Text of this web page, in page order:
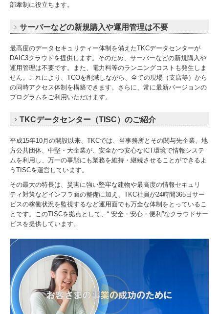
部牽制に役立ちます。
サーバーなどの新規購入や運用管理は不要
最高度のデータセキュリティー体制を備えたTKCデータセンターが
DAIC3クラウドを提供します。そのため、サーバーなどの新規購入や
運用管理は不要です。また、電力料等のランニングコストも発生しま
せん。これにより、TCOを削減しながら、全ての現場（支店等）から
の同時アクセス体制を構築できます。さらに、常に最新バージョンの
プログラムをご利用いただけます。
TKCデータセンター（TISC）のご紹介
平成15年10月の開設以来、TKCでは、当事務所とその関与先企業、地
方公共団体、中堅・大企業が、安全かつ安心なICT環境で情報システ
ムを利用し、万一の事態にも業務を維持・継続させることができるよ
うTISCを運営しています。
その最大の特長は、災害に強い堅牢な建物や最高度の情報セキュリ
ティ対策などインフラ面の整備に加え、TKC社員が24時間365日サー
ビスの稼働状況を監視するなど運用面でも万全な体制をとっているこ
とです。このTISCを拠点として、“ 安全・安心・便利”なクラウドサー
ビスを提供しています。